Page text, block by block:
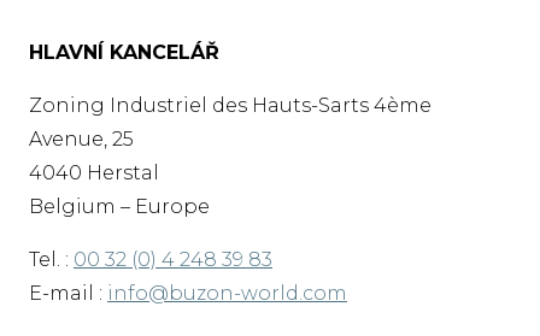
HLAVNÍ KANCELÁŘ
Zoning Industriel des Hauts-Sarts 4ème
Avenue, 25
4040 Herstal
Belgium – Europe
Tel. : 00 32 (0) 4 248 39 83
E-mail : info@buzon-world.com